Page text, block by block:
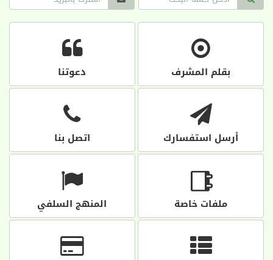
بقلم المشرف دعوتنا
أرسل استفسارك اتصل بنا
ملفات خاصة المنهج السلفي